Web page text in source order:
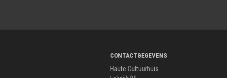
CONTACTGEGEVENS
Haute Cultuurhuis